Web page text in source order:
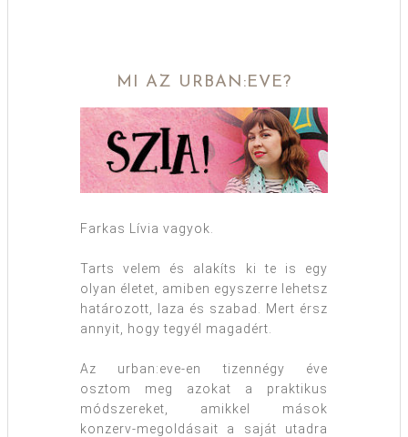
MI AZ URBAN:EVE?
Farkas Lívia vagyok.
Tarts velem és alakíts ki te is egy
olyan életet, amiben egyszerre lehetsz
határozott, laza és szabad. Mert érsz
annyit, hogy tegyél magadért.
Az urban:eve-en tizennégy éve
osztom meg azokat a praktikus
módszereket, amikkel mások
konzerv-megoldásait a saját utadra